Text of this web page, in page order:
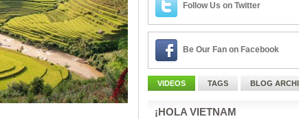
Follow Us on Twitter
Be Our Fan on Facebook
VIDEOS TAGS BLOG
¡HOLA VIETNAM